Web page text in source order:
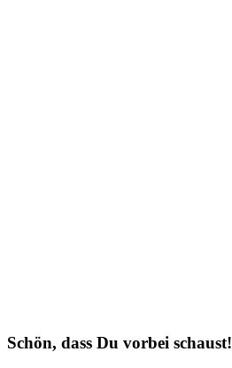
Schön, dass Du vorbei schaust!